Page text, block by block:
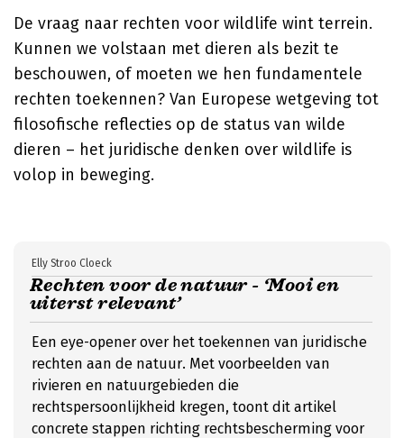
De vraag naar rechten voor wildlife wint terrein.
Kunnen we volstaan met dieren als bezit te
beschouwen, of moeten we hen fundamentele
rechten toekennen? Van Europese wetgeving tot
filosofische reflecties op de status van wilde
dieren – het juridische denken over wildlife is
volop in beweging.
Rechten voor de natuur - ‘Mooi en
uiterst relevant’
Elly Stroo Cloeck
Een eye-opener over het toekennen van juridische
rechten aan de natuur. Met voorbeelden van
rivieren en natuurgebieden die
rechtspersoonlijkheid kregen, toont dit artikel
concrete stappen richting rechtsbescherming voor